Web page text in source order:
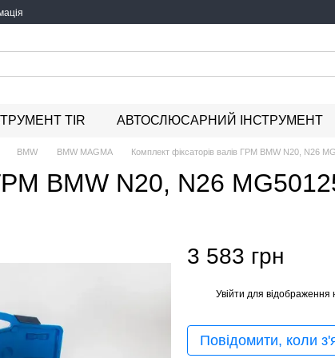
TIR АВТОСЛЮСАРНИЙ ІНСТРУМЕНТ
BMW BMW MAGMA Комплект фіксаторів валів ГРМ BMW N20, N26
BMW N20, N26
3 583 грн
Увійти для відображення
Повідомити, коли